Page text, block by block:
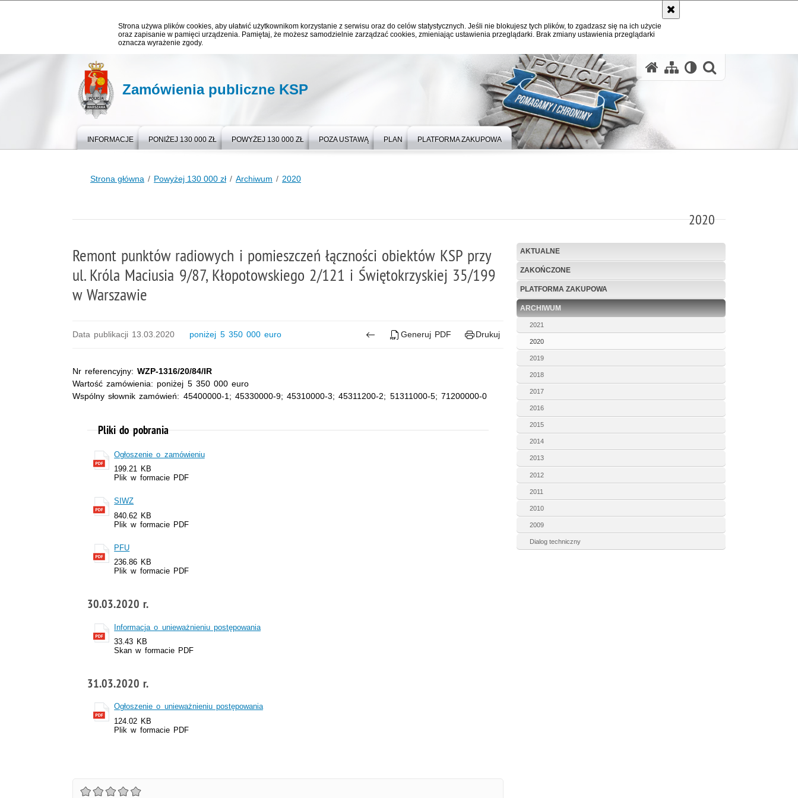
Strona używa plików cookies, aby ułatwić użytkownikom korzystanie z serwisu oraz do celów statystycznych. Jeśli nie blokujesz tych plików, to zgadzasz się na ich użycie
oraz zapisanie w pamięci urządzenia. Pamiętaj, że możesz samodzielnie zarządzać cookies, zmieniając ustawienia przeglądarki. Brak zmiany ustawienia przeglądarki
oznacza wyrażenie zgody.
Zamówienia publiczne KSP
INFORMACJE PONIŻEJ 130 000 ZŁ POWYŻEJ 130 000 ZŁ POZA USTAWĄ PLAN PLATFORMA ZAKUPOWA
Strona główna Powyżej 130 000 zł Archiwum 2020
2020
Remont punktów radiowych i pomieszczeń łączności obiektów KSP przy
ul. Króla Maciusia 9/87, Kłopotowskiego 2/121 i Świętokrzyskiej 35/199
w Warszawie
Data publikacji 13.03.2020 poniżej 5 350 000 euro Generuj PDF Drukuj
Nr referencyjny:WZP-1316/20/84/IR
Wartość zamówienia: poniżej 5 350 000 euro
Wspólny słownik zamówień: 45400000-1; 45330000-9; 45310000-3; 45311200-2; 51311000-5; 71200000-0
Pliki do pobrania
Ogłoszenie o zamówieniu
199.21 KB
Plik w formacie PDF
SIWZ
840.62 KB
Plik w formacie PDF
PFU
236.86 KB
Plik w formacie PDF
30.03.2020 r.
Informacja o unieważnieniu postępowania
33.43 KB
Skan w formacie PDF
31.03.2020 r.
Ogłoszenie o unieważnieniu postępowania
124.02 KB
Plik w formacie PDF
AKTUALNE
ZAKOŃCZONE
PLATFORMA ZAKUPOWA
ARCHIWUM
2021
2020
2019
2018
2017
2016
2015
2014
2013
2012
2011
2010
2009
Dialog techniczny